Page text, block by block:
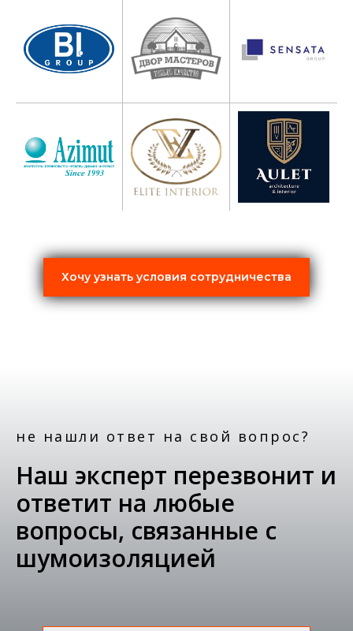
Хочу узнать условия сотрудничества
не нашли ответ на свой вопрос?
Наш эксперт перезвонит и
ответит на любые
вопросы, связанные с
шумоизоляцией